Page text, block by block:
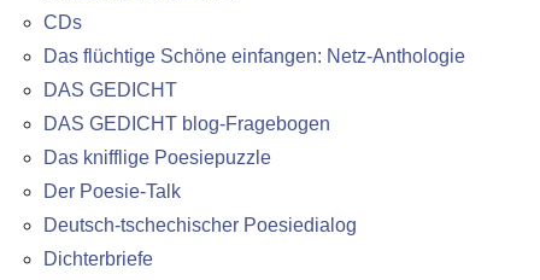
CDs
Das flüchtige Schöne einfangen: Netz-Anthologie
DAS GEDICHT
DAS GEDICHT blog-Fragebogen
Das knifflige Poesiepuzzle
Der Poesie-Talk
Deutsch-tschechischer Poesiedialog
Dichterbriefe